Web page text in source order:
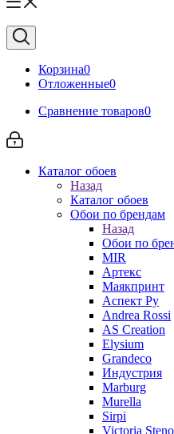
Корзина0
Отложенные0
Сравнение товаров0
Каталог обоев
Назад
Каталог обоев
Обои по брендам
Назад
Обои по
MIR
Артекс
Маякпринт
Аспект Ру
Andrea Rossi
AS Creation
Elysium
Grandeco
Индустрия
Marburg
Murella
Sirpi
Victoria